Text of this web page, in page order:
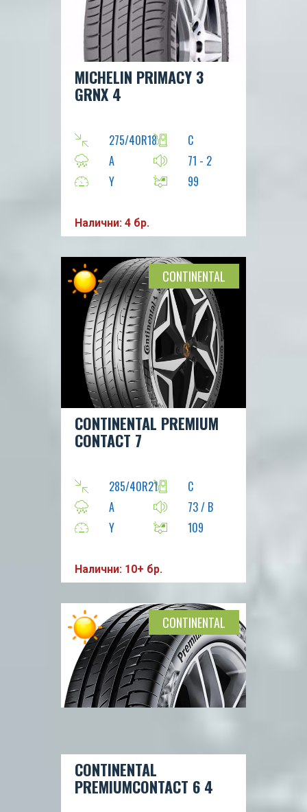
MICHELIN PRIMACY 3
GRNX 4
275/40R18
C
A
71 - 2
Y
99
Налични: 4 бр.
CONTINENTAL PREMIUM
CONTACT 7
285/40R21
C
A
73 / B
Y
109
Налични: 10+ бр.
CONTINENTAL
CONTINENTAL
PREMIUMCONTACT 6 4
CONTINENTAL